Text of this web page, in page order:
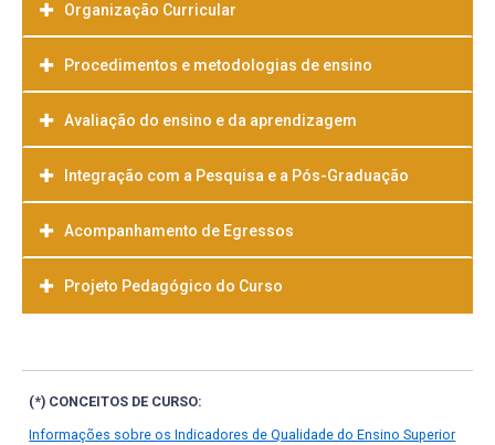
Organização Curricular
Procedimentos e metodologias de ensino
Avaliação do ensino e da aprendizagem
Integração com a Pesquisa e a Pós-Graduação
Acompanhamento de Egressos
Projeto Pedagógico do Curso
(*) CONCEITOS DE CURSO:
Informações sobre os Indicadores de Qualidade do Ensino Superior